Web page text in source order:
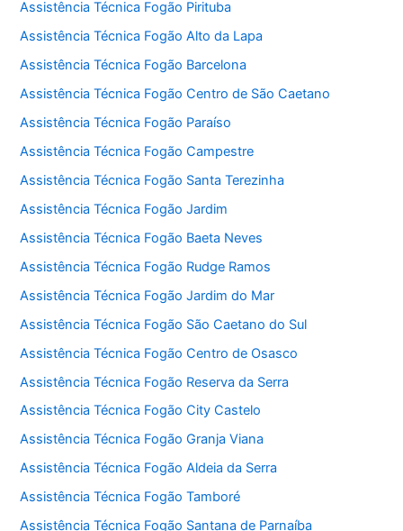
Assistência Técnica Fogão Pirituba
Assistência Técnica Fogão Alto da Lapa
Assistência Técnica Fogão Barcelona
Assistência Técnica Fogão Centro de São Caetano
Assistência Técnica Fogão Paraíso
Assistência Técnica Fogão Campestre
Assistência Técnica Fogão Santa Terezinha
Assistência Técnica Fogão Jardim
Assistência Técnica Fogão Baeta Neves
Assistência Técnica Fogão Rudge Ramos
Assistência Técnica Fogão Jardim do Mar
Assistência Técnica Fogão São Caetano do Sul
Assistência Técnica Fogão Centro de Osasco
Assistência Técnica Fogão Reserva da Serra
Assistência Técnica Fogão City Castelo
Assistência Técnica Fogão Granja Viana
Assistência Técnica Fogão Aldeia da Serra
Assistência Técnica Fogão Tamboré
Assistência Técnica Fogão Santana de Parnaíba